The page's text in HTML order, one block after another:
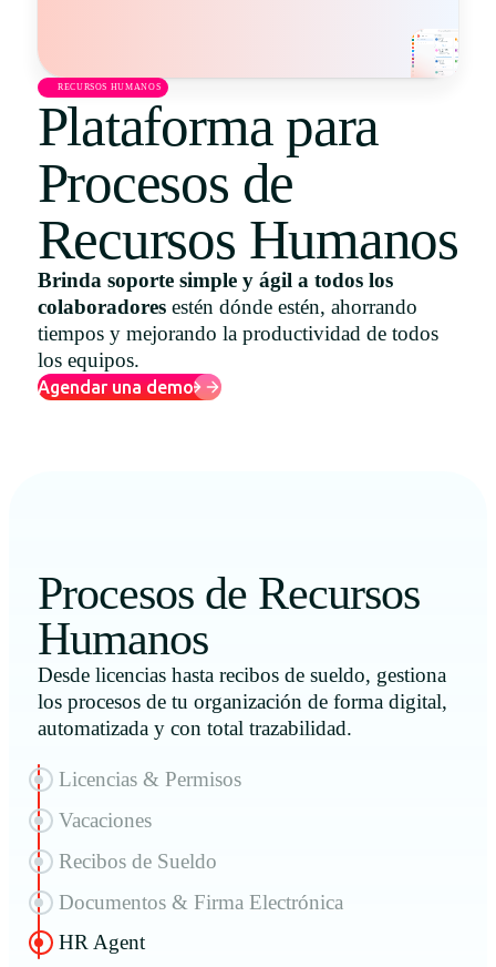
Español
Português
RECURSOS HUMANOS
Plataforma para
Procesos de
Recursos Humanos
Brinda soporte simple y ágil a todos los
colaboradoresestén dónde estén, ahorrando
tiempos y mejorando la productividad de todos
los equipos.
Agendar una demo
Procesos de Recursos
Humanos
Desde licencias hasta recibos de sueldo, gestiona
los procesos de tu organización de forma digital,
automatizada y con total trazabilidad.
Licencias & Permisos
Vacaciones
Recibos de Sueldo
Documentos & Firma Electrónica
HR Agent